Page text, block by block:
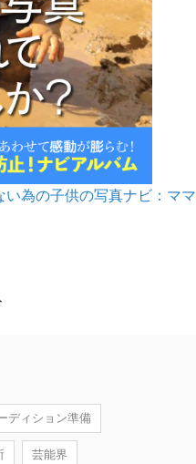
為の子供の写真ナビ：ママ
ディション準備
芸能界